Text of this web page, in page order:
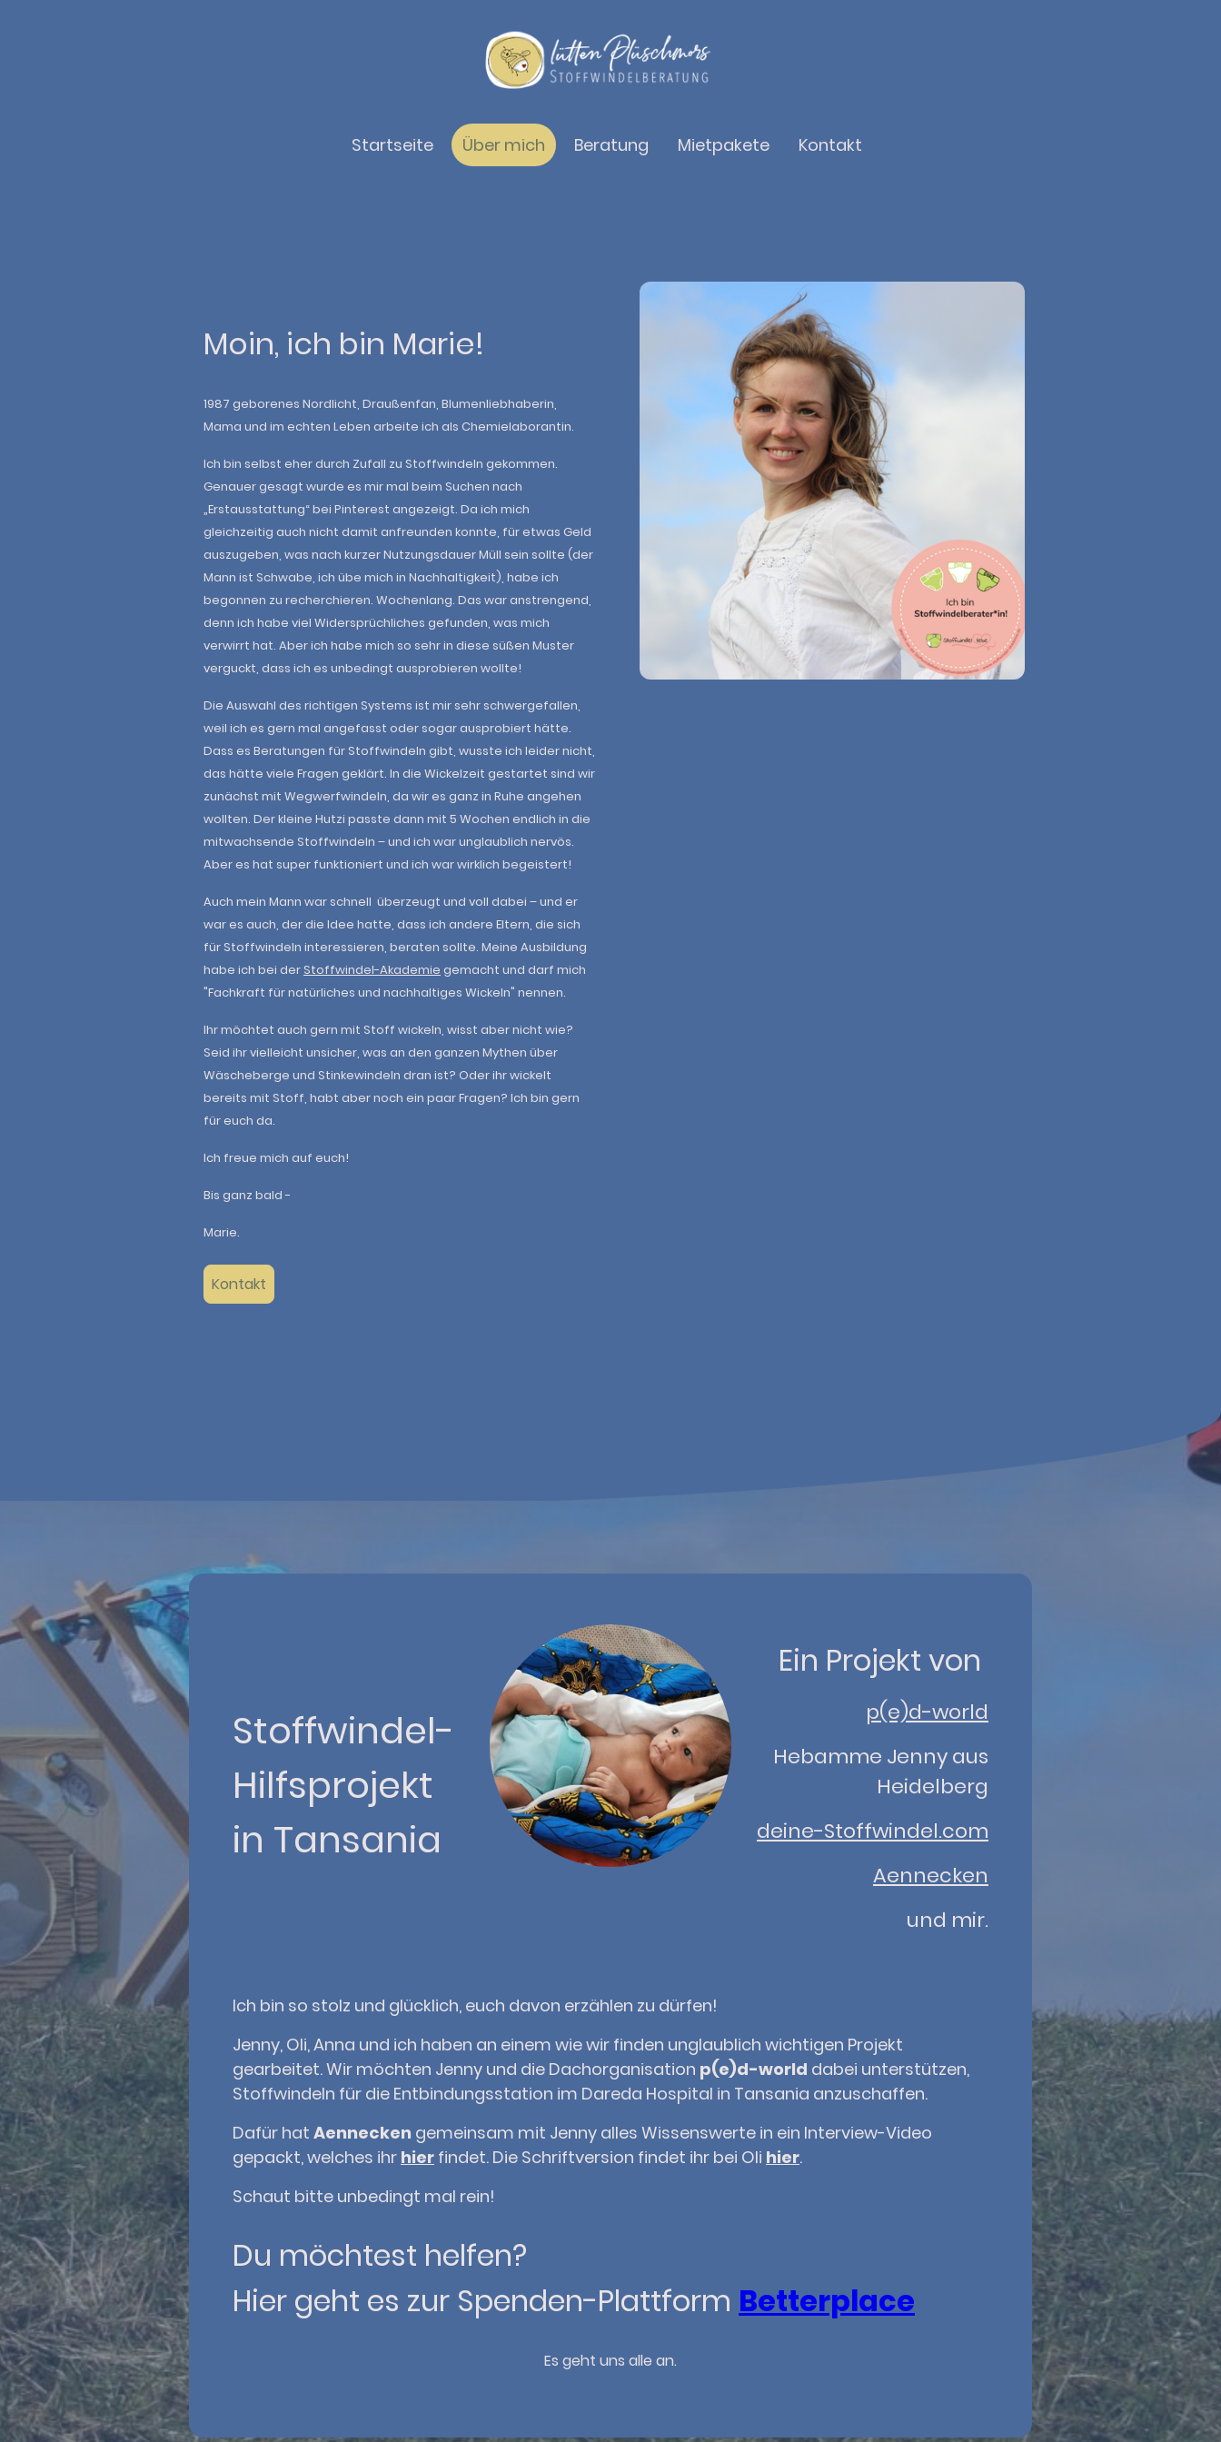
Startseite Über mich Beratung Mietpakete Kontakt
Moin, ich bin Marie!
1987 geborenes Nordlicht, Draußenfan, Blumenliebhaberin,
Mama und im echten Leben arbeite ich als Chemielaborantin.
Ich bin selbst eher durch Zufall zu Stoffwindeln gekommen.
Genauer gesagt wurde es mir mal beim Suchen nach
„Erstausstattung“ bei Pinterest angezeigt. Da ich mich
gleichzeitig auch nicht damit anfreunden konnte, für etwas Geld
auszugeben, was nach kurzer Nutzungsdauer Müll sein sollte (der
Mann ist Schwabe, ich übe mich in Nachhaltigkeit), habe ich
begonnen zu recherchieren. Wochenlang. Das war anstrengend,
denn ich habe viel Widersprüchliches gefunden, was mich
verwirrt hat. Aber ich habe mich so sehr in diese süßen Muster
verguckt, dass ich es unbedingt ausprobieren wollte!
Die Auswahl des richtigen Systems ist mir sehr schwergefallen,
weil ich es gern mal angefasst oder sogar ausprobiert hätte.
Dass es Beratungen für Stoffwindeln gibt, wusste ich leider nicht,
das hätte viele Fragen geklärt. In die Wickelzeit gestartet sind wir
zunächst mit Wegwerfwindeln, da wir es ganz in Ruhe angehen
wollten. Der kleine Hutzi passte dann mit 5 Wochen endlich in die
mitwachsende Stoffwindeln – und ich war unglaublich nervös.
Aber es hat super funktioniert und ich war wirklich begeistert!
Auch mein Mann war schnell überzeugt und voll dabei – und er
war es auch, der die Idee hatte, dass ich andere Eltern, die sich
für Stoffwindeln interessieren, beraten sollte. Meine Ausbildung
habe ich bei der Stoffwindel-Akademie gemacht und darf mich
"Fachkraft für natürliches und nachhaltiges Wickeln" nennen.
Ihr möchtet auch gern mit Stoff wickeln, wisst aber nicht wie?
Seid ihr vielleicht unsicher, was an den ganzen Mythen über
Wäscheberge und Stinkewindeln dran ist? Oder ihr wickelt
bereits mit Stoff, habt aber noch ein paar Fragen? Ich bin gern
für euch da.
Ich freue mich auf euch!
Bis ganz bald -
Marie.
Kontakt
Stoffwindel-
Hilfsprojekt
in Tansania
Ein Projekt von
p(e)d-world
Hebamme Jenny aus
Heidelberg
deine-Stoffwindel.com
Aennecken
und mir.
Ich bin so stolz und glücklich, euch davon erzählen zu dürfen!
Jenny, Oli, Anna und ich haben an einem wie wir finden unglaublich wichtigen Projekt
gearbeitet. Wir möchten Jenny und die Dachorganisation p(e)d-world dabei unterstützen,
Stoffwindeln für die Entbindungsstation im Dareda Hospital in Tansania anzuschaffen.
Dafür hat Aennecken gemeinsam mit Jenny alles Wissenswerte in ein Interview-Video
gepackt, welches ihr hier findet. Die Schriftversion findet ihr bei Oli hier.
Schaut bitte unbedingt mal rein!
Du möchtest helfen?
Hier geht es zur Spenden-Plattform Betterplace
Es geht uns alle an.